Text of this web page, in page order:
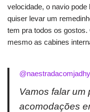
velocidade, o navio
quiser levar um
tem pra todos os
mesmo as cabines
@naestradacomjadhy
Vamos falar um
acomodações